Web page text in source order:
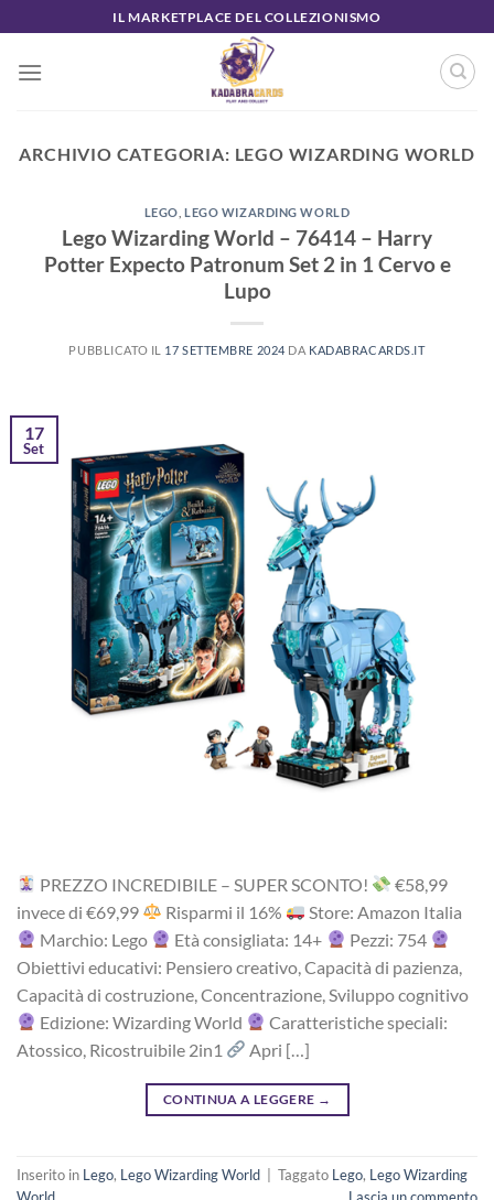
ai
contenuti
IL MARKETPLACE DEL COLLEZIONISMO
ARCHIVIO CATEGORIA: LEGO WIZARDING WORLD
LEGO ,LEGO WIZARDING WORLD
Lego Wizarding World – 76414 – Harry
Potter Expecto Patronum Set 2 in 1 Cervo e
Lupo
PUBBLICATO IL 17 SETTEMBRE 2024 DA KADABRACARDS.IT
17
Set
PREZZO INCREDIBILE – SUPER SCONTO!
‎€58,99‎
i‎nv‎ec‎e ‎di‎ €69,99
R‎is‎pa‎rm‎i ‎il‎ 16%
Store: Amazon Italia
Marchio: Lego
Età consigliata: 14+
Pezzi: 754
Obiettivi educativi: Pensiero creativo, Capacità di pazienza,
Capacità di costruzione, Concentrazione, Sviluppo cognitivo
Edizione: Wizarding World
Caratteristiche speciali:
Atossico, Ricostruibile 2in1
Apri […]
CONTINUA A LEGGERE →
Inserito in Lego, Lego Wizarding World Taggato Lego, Lego Wizarding